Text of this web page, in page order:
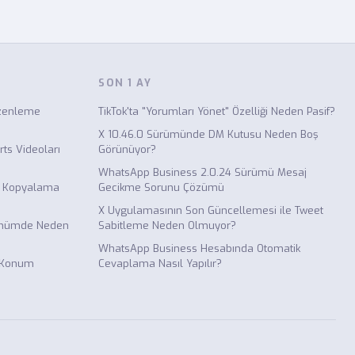
Videoları
Neden
SON 1 AY
TikTok'ta "Yorumları Yönet" Özelliği Neden Pasif?
X 10.46.0 Sürümünde DM Kutusu Neden Boş
Görünüyor?
WhatsApp Business 2.0.24 Sürümü Mesaj
Gecikme Sorunu Çözümü
X Uygulamasının Son Güncellemesi ile Tweet
Sabitleme Neden Olmuyor?
WhatsApp Business Hesabında Otomatik
Cevaplama Nasıl Yapılır?